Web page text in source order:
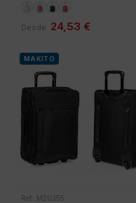
Desde 24,53 €
MAKITO
Ref: M20355